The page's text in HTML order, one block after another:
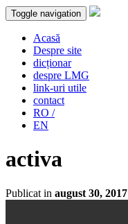
Toggle navigation
Acasă
Despre site
dicționar
despre LMG
link-uri utile
contact
RO /
EN
activa
Publicat in august 30, 2017